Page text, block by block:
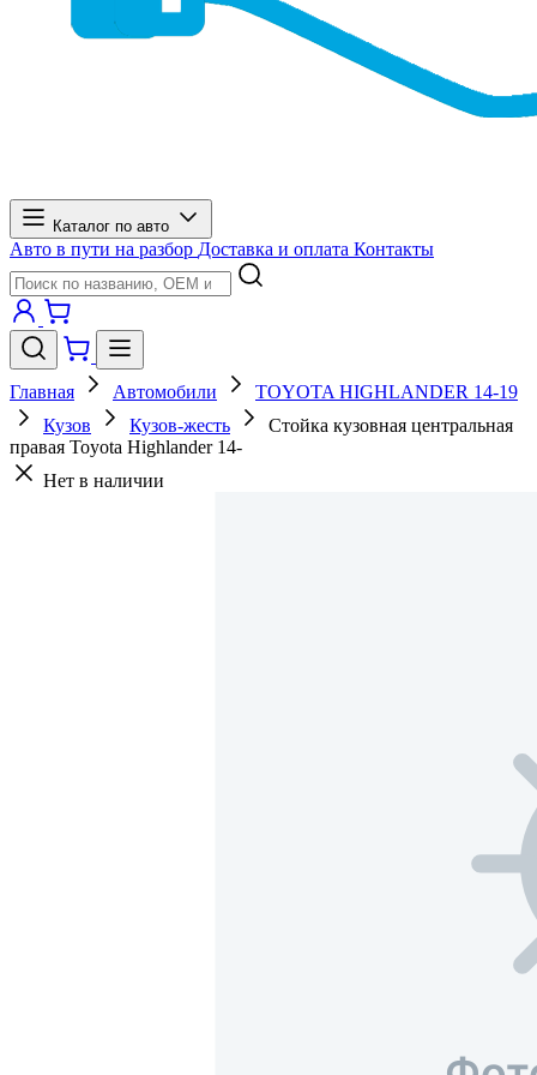
Каталог по авто
Авто в пути на разбор Доставка и оплата Контакты
Главная Автомобили
TOYOTA HIGHLANDER 14-19
Кузов
Кузов-жесть
Стойка кузовная центральная
правая Toyota Highlander 14-
Нет в наличии